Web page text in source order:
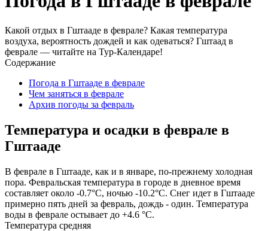
Какой отдых в Гштааде в феврале? Какая температура
воздуха, вероятность дождей и как одеваться? Гштаад в
феврале — читайте на Тур-Календаре!
Содержание
Погода в Гштааде в феврале
Чем заняться в феврале
Архив погоды за февраль
Температура и осадки в феврале в
Гштааде
В феврале в Гштааде, как и в январе, по-прежнему холодная
пора. Февральская температура в городе в дневное время
составляет около -0.7°C, ночью -10.2°C. Снег идет в Гштааде
примерно пять дней за февраль, дождь - один. Температура
воды в феврале остывает до +4.6 °C.
Температура средняя